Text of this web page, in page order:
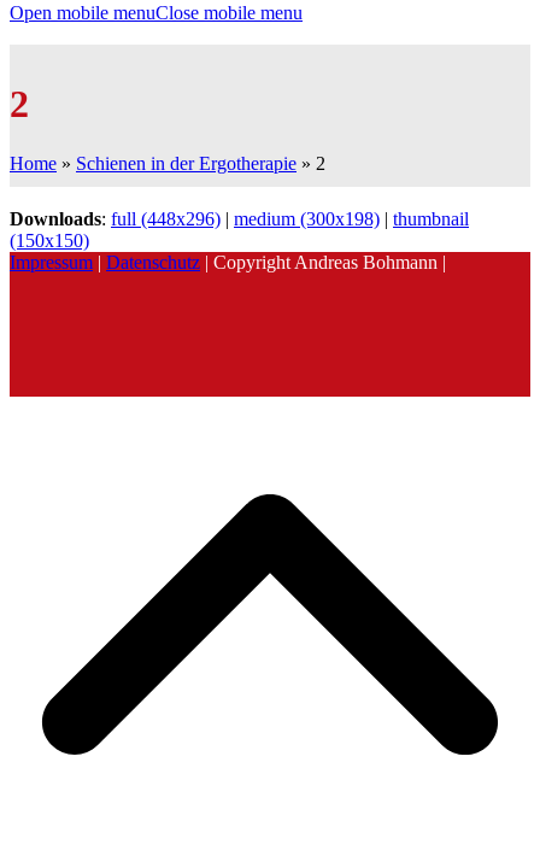
Open mobile menuClose mobile menu
2
Home » Schienen in der Ergotherapie » 2
Downloads: full (448x296) | medium (300x198) | thumbnail
(150x150)
Impressum | Datenschutz | Copyright Andreas Bohmann |